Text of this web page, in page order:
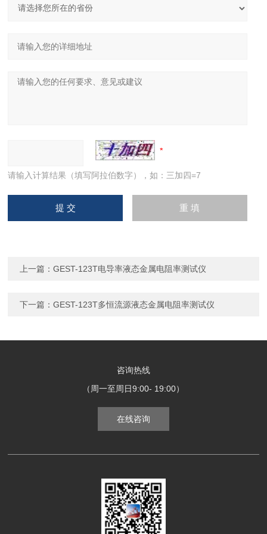
请输入计算结果（填写阿拉伯数字），如：三加四=7
上一篇：GEST-123T电导率液态金属电阻率测试仪
下一篇：GEST-123T多恒流源液态金属电阻率测试仪
咨询热线
（周一至周日9:00- 19:00）
在线咨询